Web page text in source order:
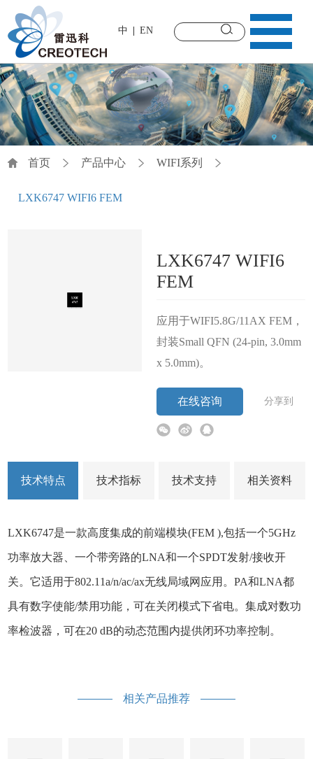
中 EN
首页 产品中心 WIFI系列
LXK6747 WIFI6 FEM
LXK6747 WIFI6
FEM
应用于WIFI5.8G/11AX FEM，
封装Small QFN (24-pin, 3.0mm
x 5.0mm)。
在线咨询 分享到
技术特点 技术指标 技术支持 相关资料
LXK6747是一款高度集成的前端模块(FEM ),包括一个5GHz
功率放大器、一个带旁路的LNA和一个SPDT发射/接收开
关。它适用于802.11a/n/ac/ax无线局域网应用。PA和LNA都
具有数字使能/禁用功能，可在关闭模式下省电。集成对数功
率检波器，可在20 dB的动态范围内提供闭环功率控制。
相关产品推荐